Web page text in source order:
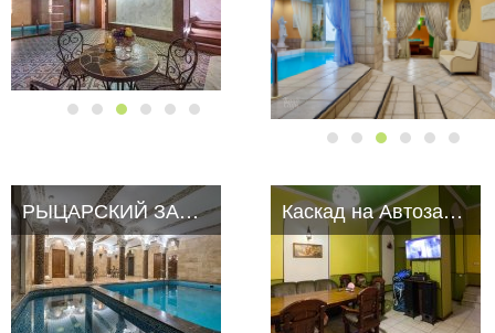
РЫЦАРСКИЙ ЗАМОК Каскад на Автозаводской